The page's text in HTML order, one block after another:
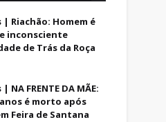
Riachão: Homem é
inconsciente
de Trás da Roça
FRENTE DA MÃE:
é morto após
Feira de Santana